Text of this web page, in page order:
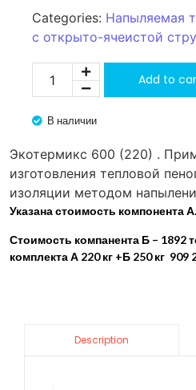
Categories: Напыляемая
с открыто-ячеистой
Add to
В наличии
Экотермикс 600 (220) .
изготовления тепловой
изоляции методом
Указана стоимость компонента А.
Стоимость компанента Б – 1892
комплекта А 220 кг +Б 250 кг 909
Description